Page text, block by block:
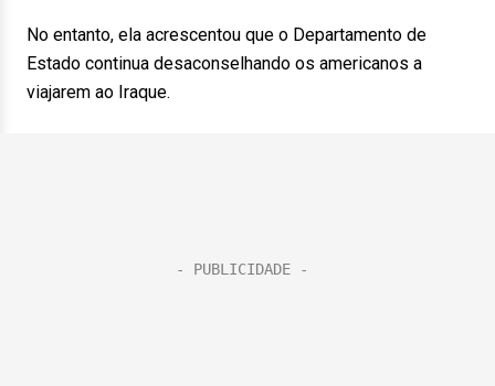
No entanto, ela acrescentou que o Departamento de
Estado continua desaconselhando os americanos a
viajarem ao Iraque.